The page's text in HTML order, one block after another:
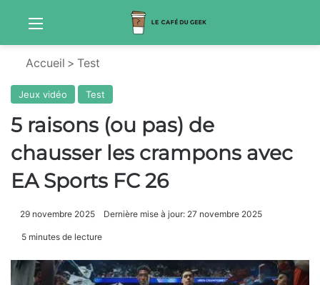
Menu
Accueil > Test
Jeux vidéo Test
5 raisons (ou pas) de
chausser les crampons avec
EA Sports FC 26
29 novembre 2025 Dernière mise à jour: 27 novembre 2025
5 minutes de lecture